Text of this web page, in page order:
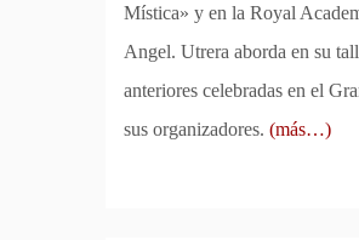
Mística» y en la Royal
Angel. Utrera aborda en su
anteriores celebradas en el
sus organizadores. (más…)